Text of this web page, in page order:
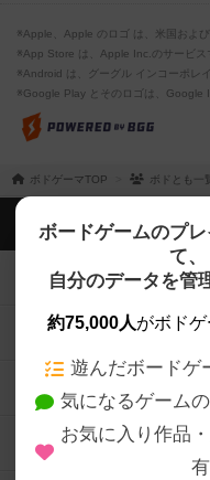
※Apple、Apple のロゴ は、米国およ
※App Store は、Apple Inc.のサービス
※Android は、グーグル インコーポレ
※Google Play とそのロゴは、Google
ボドゲーマTOP ボドとも一
ボードゲームのプ
て、
自分のデータを管
約75,000人がボドゲ
遊んだボードゲ
気になるゲーム
お気に入り作品
有
ボドゲーマTOP
ボードゲームを検索
ボードゲームの新着
ボードゲーム会情報
メカニクス特集